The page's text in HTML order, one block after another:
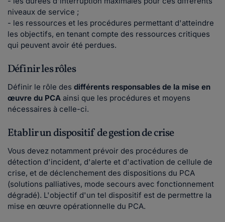
niveaux de service ;
- les ressources et les procédures permettant d'atteindre
les objectifs, en tenant compte des ressources critiques
qui peuvent avoir été perdues.
Définir les rôles
Définir le rôle des différents responsables de la mise en
œuvre du PCA ainsi que les procédures et moyens
nécessaires à celle-ci.
Etablir un dispositif de gestion de crise
Vous devez notamment prévoir des procédures de
détection d'incident, d'alerte et d'activation de cellule de
crise, et de déclenchement des dispositions du PCA
(solutions palliatives, mode secours avec fonctionnement
dégradé). L'objectif d'un tel dispositif est de permettre la
mise en œuvre opérationnelle du PCA.